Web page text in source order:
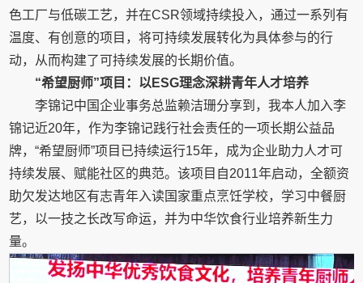
色工厂与低碳工艺，并在CSR领域持续投入，通过一系列有
温度、有创意的项目，将可持续发展转化为具体参与的行
动，从而构建了可持续发展的长期价值。
“希望厨师”项目：以ESG理念深耕青年人才培养
李锦记中国企业事务总监赖洁珊分享到，我本人加入李
锦记近20年，作为李锦记践行社会责任的一项长期公益品
牌，“希望厨师”项目已持续运行15年，成为企业助力人才可
持续发展、赋能社区的典范。该项目自2011年启动，全额资
助欠发达地区有志青年入读国家重点烹饪学校，学习中餐厨
艺，以一技之长改写命运，并为中华饮食行业培养新生力
量。